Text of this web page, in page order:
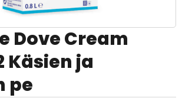
Dove Cream
Käsien ja
pe